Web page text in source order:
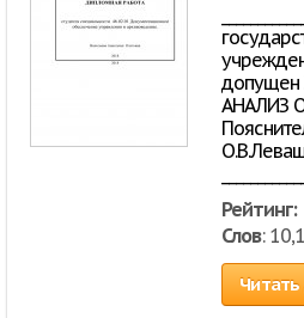
допущен
АНАЛИЗ
Рейтинг:
Слов: